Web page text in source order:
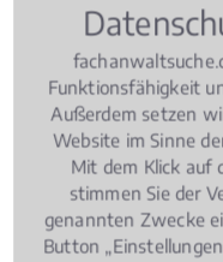
zum Hit machen
für beide Seiten
dazu sollte ein
Medienrecht
Fragen zur
Ziehen Sie einen
um Probleme bei
Funktionsfähigkeit
Außerdem setzen
Website im Sinne
Mit dem Klick auf
stimmen Sie der
genannten Zwecke
Button